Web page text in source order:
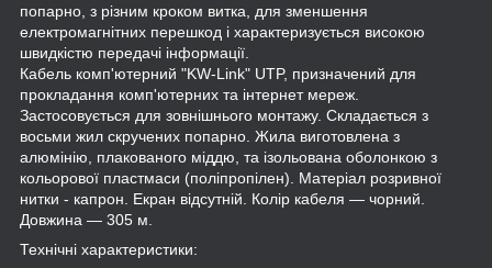
попарно, з різним кроком витка, для зменшення
електромагнітних перешкод і характеризується високою
швидкістю передачі інформації.
Кабель комп'ютерний "KW-Link" UTP, призначений для
прокладання комп'ютерних та інтернет мереж.
Застосовується для зовнішнього монтажу. Складається з
восьми жил скручених попарно. Жила виготовлена з
алюмінію, плакованого міддю, та ізольована оболонкою з
кольорової пластмаси (поліпропілен). Матеріал розривної
нитки - капрон. Екран відсутній. Колір кабеля — чорний.
Довжина — 305 м.
Технічні характеристики: